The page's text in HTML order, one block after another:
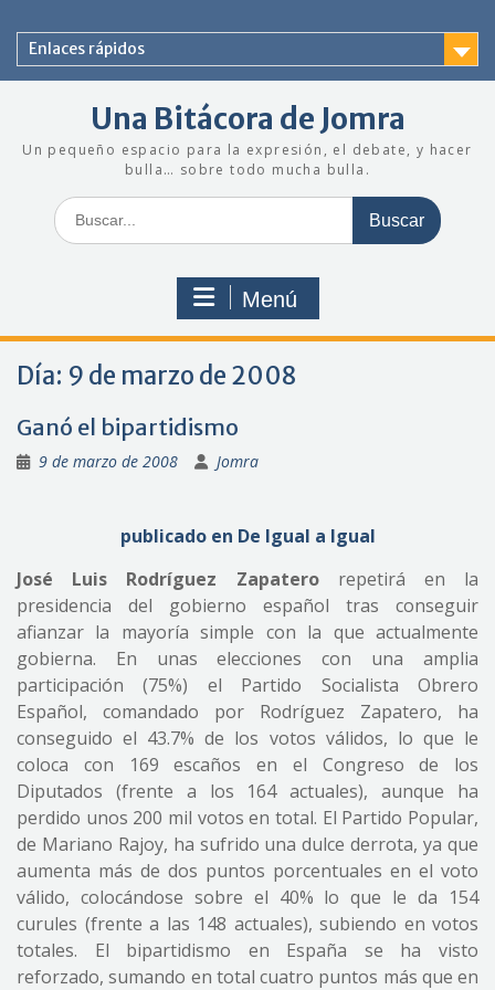
contenido
Enlaces rápidos
Una Bitácora de Jomra
Un pequeño espacio para la expresión, el debate, y hacer
bulla… sobre todo mucha bulla.
Buscar:
Menú
Día: 9 de marzo de 2008
Ganó el bipartidismo
9 de marzo de 2008 Jomra
publicado en De Igual a Igual
José Luis Rodríguez Zapaterorepetirá en la
presidencia del gobierno español tras conseguir
afianzar la mayoría simple con la que actualmente
gobierna. En unas elecciones con una amplia
participación (75%) el Partido Socialista Obrero
Español, comandado por Rodríguez Zapatero, ha
conseguido el 43.7% de los votos válidos, lo que le
coloca con 169 escaños en el Congreso de los
Diputados (frente a los 164 actuales), aunque ha
perdido unos 200 mil votos en total. El Partido Popular,
de Mariano Rajoy, ha sufrido una dulce derrota, ya que
aumenta más de dos puntos porcentuales en el voto
válido, colocándose sobre el 40% lo que le da 154
curules (frente a las 148 actuales), subiendo en votos
totales. El bipartidismo en España se ha visto
reforzado, sumando en total cuatro puntos más que en